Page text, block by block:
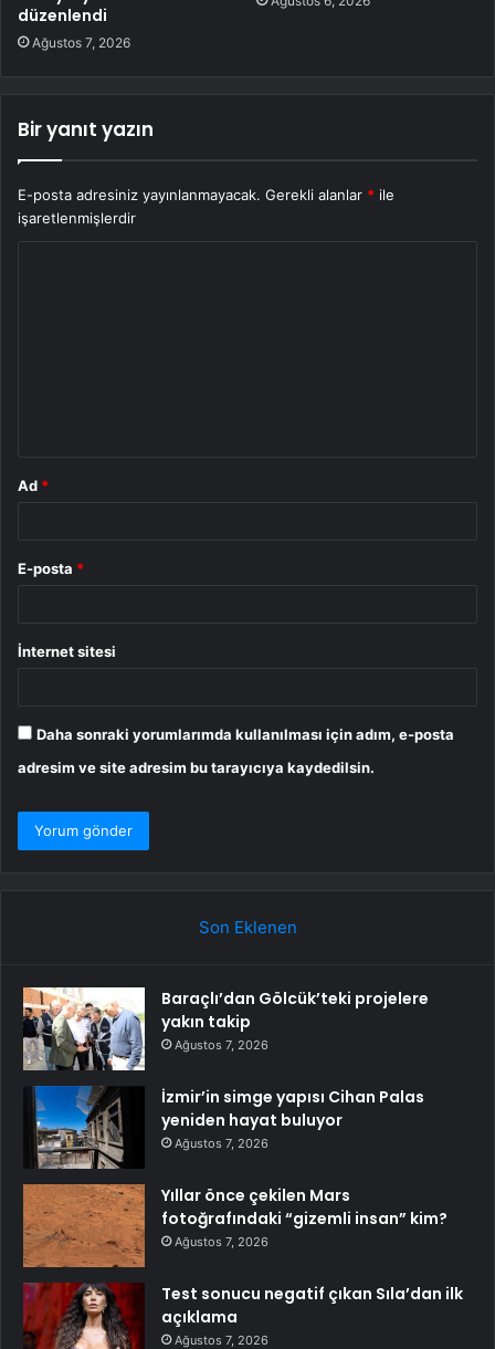
düzenlendi
Ağustos 7, 2026
Bir yanıt yazın
E-posta adresiniz yayınlanmayacak. Gerekli alanlar * ile
işaretlenmişlerdir
Ad *
E-posta *
İnternet sitesi
Daha sonraki yorumlarımda kullanılması için adım, e-posta
adresim ve site adresim bu tarayıcıya kaydedilsin.
Son Eklenen
Baraçlı’dan Gölcük’teki projelere
yakın takip
Ağustos 7, 2026
İzmir’in simge yapısı Cihan Palas
yeniden hayat buluyor
Ağustos 7, 2026
Yıllar önce çekilen Mars
fotoğrafındaki “gizemli insan” kim?
Ağustos 7, 2026
Test sonucu negatif çıkan Sıla’dan ilk
açıklama
Ağustos 7, 2026